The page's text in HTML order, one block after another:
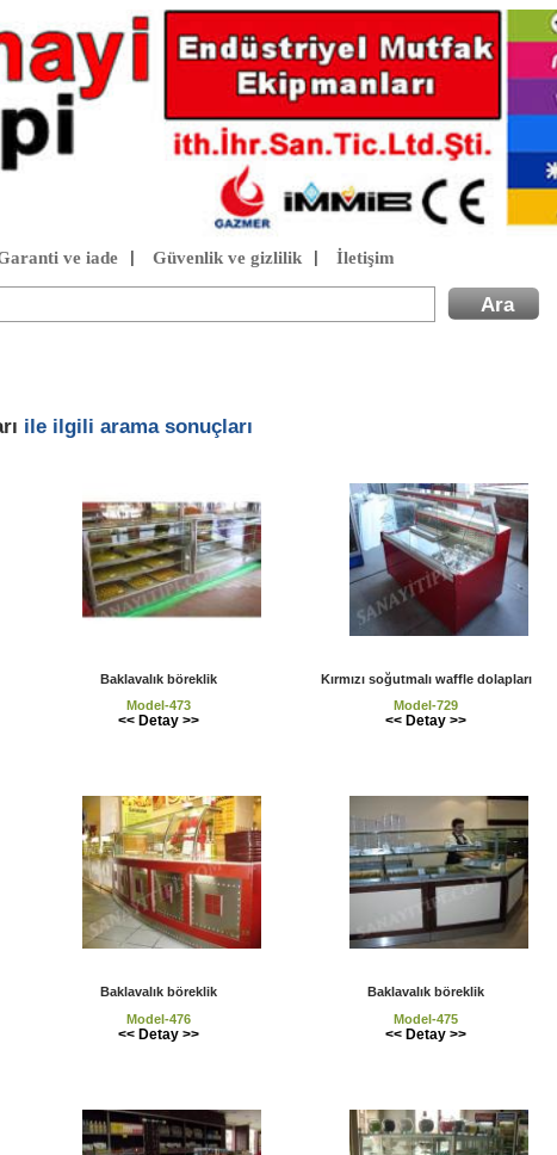
ve iade Güvenlik ve gizlilik| İletişim
ile ilgili arama sonuçları
Baklavalık böreklik
Model-473
<< Detay >>
Kırmızı soğutmalı waffle dolapları
Model-729
<< Detay >>
Baklavalık böreklik
Model-476
<< Detay >>
Baklavalık böreklik
Model-475
<< Detay >>